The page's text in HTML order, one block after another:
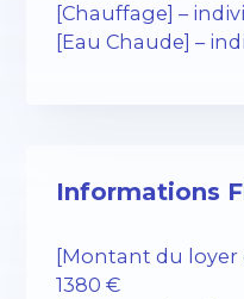
[Chauffage] –
[Eau Chaude] –
Informations
[Montant du loyer
1380 €